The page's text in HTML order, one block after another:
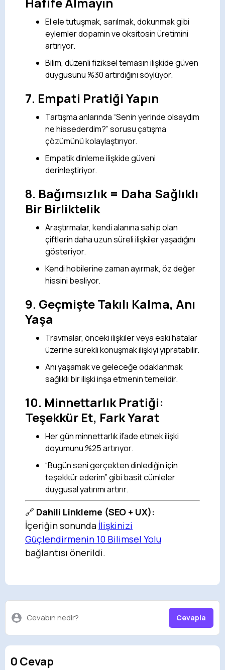
El ele tutuşmak, sarılmak, dokunmak gibi
eylemler dopamin ve oksitosin üretimini
artırıyor.
Bilim, düzenli fiziksel temasın ilişkide güven
duygusunu %30 artırdığını söylüyor.
7. Empati Pratiği Yapın
Tartışma anlarında “Senin yerinde olsaydım
ne hissederdim?” sorusu çatışma
çözümünü kolaylaştırıyor.
Empatik dinleme ilişkide güveni
derinleştiriyor.
8. Bağımsızlık = Daha Sağlıklı
Bir Birliktelik
Araştırmalar, kendi alanına sahip olan
çiftlerin daha uzun süreli ilişkiler yaşadığını
gösteriyor.
Kendi hobilerine zaman ayırmak, öz değer
hissini besliyor.
9. Geçmişte Takılı Kalma, Anı
Yaşa
Travmalar, önceki ilişkiler veya eski hatalar
üzerine sürekli konuşmak ilişkiyi yıpratabilir.
Anı yaşamak ve geleceğe odaklanmak
sağlıklı bir ilişki inşa etmenin temelidir.
10. Minnettarlık Pratiği:
Teşekkür Et, Fark Yarat
Her gün minnettarlık ifade etmek ilişki
doyumunu %25 artırıyor.
“Bugün seni gerçekten dinlediğin için
teşekkür ederim” gibi basit cümleler
duygusal yatırımı artırır.
🔗 Dahili Linkleme (SEO + UX):
İçeriğin sonunda İlişkinizi
Güçlendirmenin 10 Bilimsel Yolu
bağlantısı önerildi.
Cevabın nedir? Cevapla
0 Cevap